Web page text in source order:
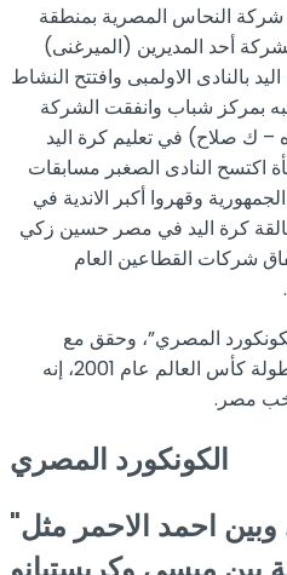
النحاس المصرية بمنطقة
أحد المديرين (الميرغنى)
بالنادى الاولمبى وافتتح النشاط
بمركز شباب وانفقت الشركة
– ك صلاح) في تعليم كرة اليد
سنوات وفجأة اكتسح النادى الصغبر مسابقات
وقهروا أكبر الاندية في
كرة اليد في مصر حسين زكي
شركات القطاعين العام
المصري”، وحقق مع
منتخب بلاده المركز الرابع في بطولة كأس العالم عام 2001، إنه
مصر.
الكونكورد المصري
"المقارنة بينى وبين احمد الاحمر مثل